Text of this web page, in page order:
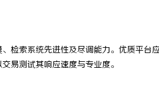
检索系统先进性及尽调能力。优质平
易测试其响应速度与专业度。